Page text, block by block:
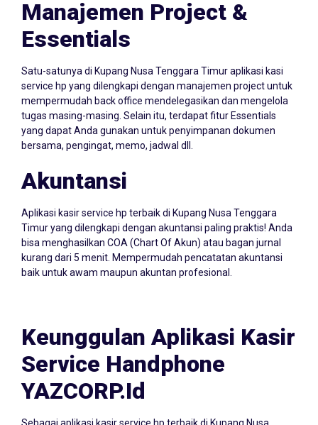
Manajemen Project &
Essentials
Satu-satunya di Kupang Nusa Tenggara Timur aplikasi kasi
service hp yang dilengkapi dengan manajemen project untuk
mempermudah back office mendelegasikan dan mengelola
tugas masing-masing. Selain itu, terdapat fitur Essentials
yang dapat Anda gunakan untuk penyimpanan dokumen
Akuntansi
Aplikasi kasir service hp terbaik di Kupang Nusa Tenggara
Timur yang dilengkapi dengan akuntansi paling praktis! Anda
bisa menghasilkan COA (Chart Of Akun) atau bagan jurnal
kurang dari 5 menit. Mempermudah pencatatan akuntansi
Keunggulan Aplikasi Kasir
Service Handphone
YAZCORP.id